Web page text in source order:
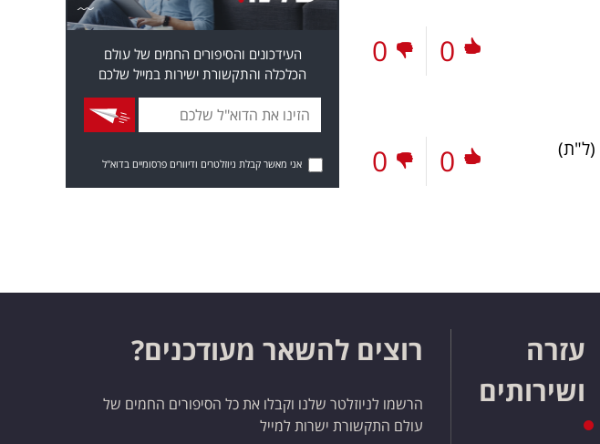
0
0
(ל"ת) 0
0
העידכונים והסיפורים החמים של עולם
הכלכלה והתקשורת ישירות במייל שלכם
אני מאשר קבלת ניוזלטרים ודיוורים פרסומיים בדוא"ל
עזרה
ושירותים
רוצים להשאר מעודכנים?
הרשמו לניוזלטר שלנו וקבלו את כל הסיפורים החמים של
עולם התקשורת ישרות למייל